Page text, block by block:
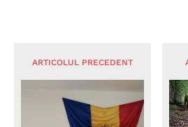
ARTICOLUL PRECEDENT